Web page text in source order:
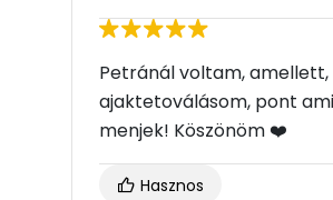
Petránál voltam,
ajaktetoválásom, pont
menjek! Köszönöm ❤️
Hasznos